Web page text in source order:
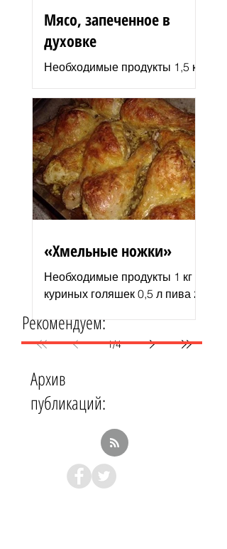
Мясо, запеченное в
духовке
Необходимые продукты 1,5 кг
паприка смесь сухих
итальянских трав черный
молотый перец 2–3 ст. л.
растительного...
«Хмельные ножки»
Необходимые продукты 1 кг
куриных голяшек 0,5 л пива 2–
курицы соль и перец по вкусу
1 пачка изюма (200 г )...
1/4
Рекомендуем:
Архив
публикаций: